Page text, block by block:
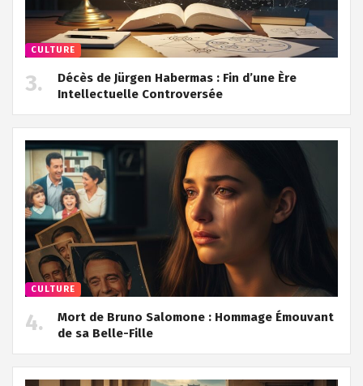
CULTURE
Décès de Jürgen Habermas : Fin d’une Ère
Intellectuelle Controversée
CULTURE
Mort de Bruno Salomone : Hommage Émouvant
de sa Belle-Fille